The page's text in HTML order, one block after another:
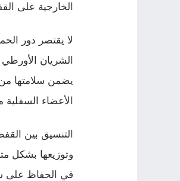
الخارجية على
لا يقتصر دور
الشريان
يضمن سلامتها
الأعضاء السفلية
التنسيق بين
وتوزيعها بشكل
في الحفاظ على